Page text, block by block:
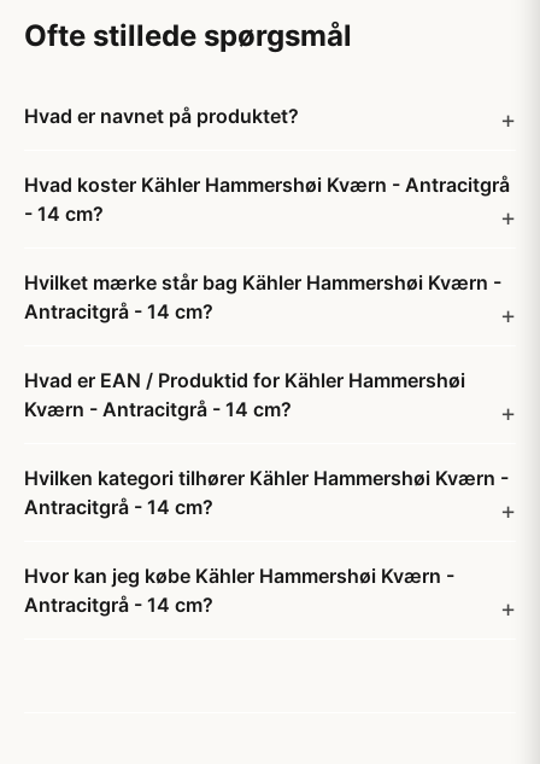
Ofte stillede spørgsmål
Hvad er navnet på produktet?
Hvad koster Kähler Hammershøi Kværn - Antracitgrå
- 14 cm?
Hvilket mærke står bag Kähler Hammershøi Kværn -
Antracitgrå - 14 cm?
Hvad er EAN / Produktid for Kähler Hammershøi
Kværn - Antracitgrå - 14 cm?
Hvilken kategori tilhører Kähler Hammershøi Kværn -
Antracitgrå - 14 cm?
Hvor kan jeg købe Kähler Hammershøi Kværn -
Antracitgrå - 14 cm?